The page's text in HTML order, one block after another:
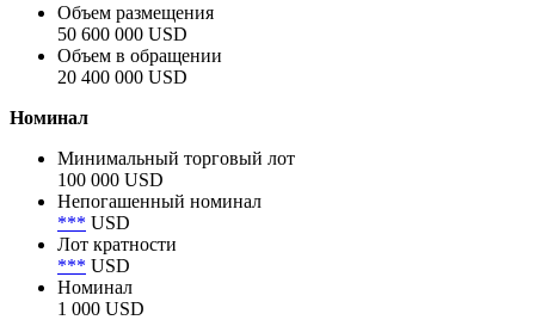
Объем размещения
50 600 000 USD
Объем в обращении
20 400 000 USD
Номинал
Минимальный торговый лот
100 000 USD
Непогашенный номинал
*** USD
Лот кратности
*** USD
Номинал
1 000 USD